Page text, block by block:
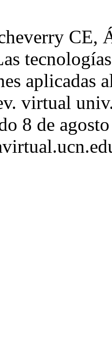
CE,
aplicadas
virtual
8 de